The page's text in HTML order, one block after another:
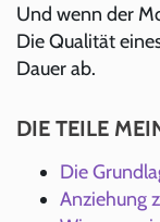
Und wenn der
Die Qualität
Dauer ab.
DIE TEILE
Die
Anziehung